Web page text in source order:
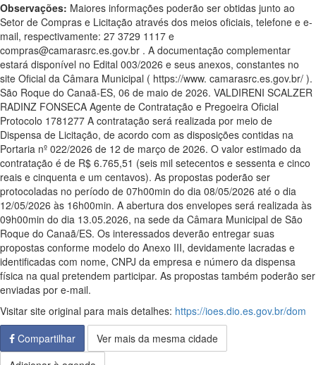
Observações: Maiores informações poderão ser obtidas junto ao
Setor de Compras e Licitação através dos meios oficiais, telefone e e-
mail, respectivamente: 27 3729 1117 e
compras@camarasrc.es.gov.br . A documentação complementar
estará disponível no Edital 003/2026 e seus anexos, constantes no
site Oficial da Câmara Municipal ( https://www. camarasrc.es.gov.br/ ).
São Roque do Canaã-ES, 06 de maio de 2026. VALDIRENI SCALZER
RADINZ FONSECA Agente de Contratação e Pregoeira Oficial
Protocolo 1781277 A contratação será realizada por meio de
Dispensa de Licitação, de acordo com as disposições contidas na
Portaria nº 022/2026 de 12 de março de 2026. O valor estimado da
contratação é de R$ 6.765,51 (seis mil setecentos e sessenta e cinco
reais e cinquenta e um centavos). As propostas poderão ser
protocoladas no período de 07h00min do dia 08/05/2026 até o dia
12/05/2026 às 16h00min. A abertura dos envelopes será realizada às
09h00min do dia 13.05.2026, na sede da Câmara Municipal de São
Roque do Canaã/ES. Os interessados deverão entregar suas
propostas conforme modelo do Anexo III, devidamente lacradas e
identificadas com nome, CNPJ da empresa e número da dispensa
física na qual pretendem participar. As propostas também poderão ser
enviadas por e-mail.
Visitar site original para mais detalhes: https://ioes.dio.es.gov.br/dom
Compartilhar
Ver mais da mesma cidade